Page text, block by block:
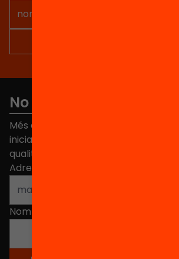
No et perdis res
Més de 40.000 persones ja han triat
iniciatives, propostes i projectes per
qualitat de l'educació a Catalunya.
Adreça electrònica
Nom